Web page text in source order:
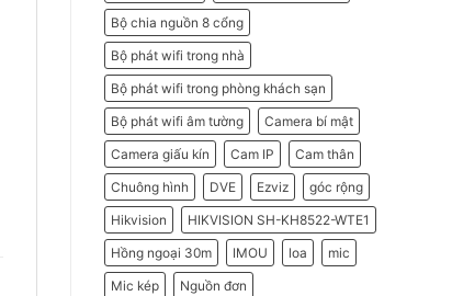
Bộ chia nguồn 8 cổng
Bộ phát wifi trong nhà
Bộ phát wifi trong phòng khách sạn
Bộ phát wifi âm tường
Camera bí mật
Camera giấu kín
Cam IP
Cam thân
Chuông hình
DVE Ezviz
góc rộng
Hikvision
HIKVISION SH-KH8522-WTE1
Hồng ngoại 30m
IMOU loa
mic
Mic kép
Nguồn đơn